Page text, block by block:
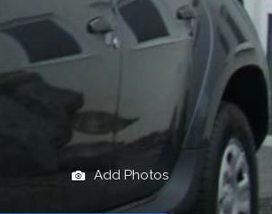
Add Photos